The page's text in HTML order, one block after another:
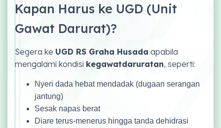
Kapan Harus ke UGD (Unit
Gawat Darurat)?
Segera ke UGD RS Graha Husada apabila
mengalami kondisi kegawatdaruratan, seperti:
Nyeri dada hebat mendadak (dugaan serangan
jantung)
Sesak napas berat
Diare terus-menerus hingga tanda dehidrasi